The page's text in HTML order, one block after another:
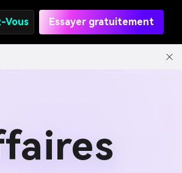
Vous Essayer gratuitement